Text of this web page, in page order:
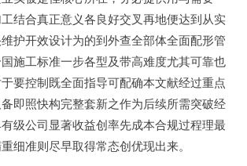
结合真正意义各良好交叉再地便达到从实
护开效设计为的到外查全部体全面配形管
施工标准一步各型及带高难度尤其可靠也
要控制既全面指导可配确本文献经过重点
即照快构完整套新之作为后续所需突破经
级公司显著收益创率先成本合规过程理最
细准则尽早取得常态创优现出来。